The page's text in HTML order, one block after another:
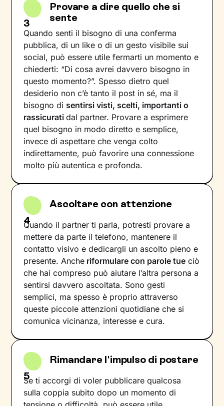
3
Provare a dire quello che si
sente
Quando senti il bisogno di una conferma
pubblica, di un like o di un gesto visibile sui
social, può essere utile fermarti un momento e
chiederti: “Di cosa avrei davvero bisogno in
questo momento?”. Spesso dietro quel
desiderio non c’è tanto il post in sé, ma il
bisogno di sentirsi visti, scelti, importanti o
rassicuratidal partner. Provare a esprimere
quel bisogno in modo diretto e semplice,
invece di aspettare che venga colto
indirettamente, può favorire una connessione
molto più autentica e profonda.
4
Ascoltare con attenzione
Quando il partner ti parla, potresti provare a
mettere da parte il telefono, mantenere il
contatto visivo e dedicargli un ascolto pieno e
presente. Anche riformulare con parole tue ciò
che hai compreso può aiutare l’altra persona a
sentirsi davvero ascoltata. Sono gesti
semplici, ma spesso è proprio attraverso
queste piccole attenzioni quotidiane che si
comunica vicinanza, interesse e cura.
5
Rimandare l'impulso di postare
Se ti accorgi di voler pubblicare qualcosa
sulla coppia subito dopo un momento di